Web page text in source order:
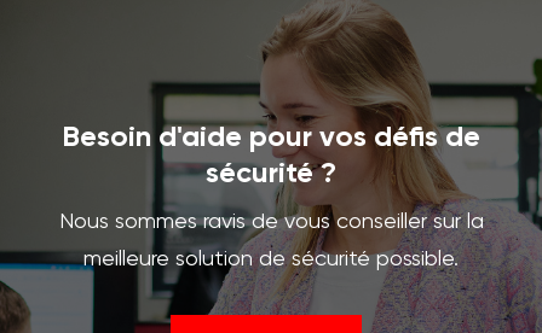
Besoin d'aide pour vos défis de
sécurité ?
Nous sommes ravis de vous conseiller sur la
meilleure solution de sécurité possible.